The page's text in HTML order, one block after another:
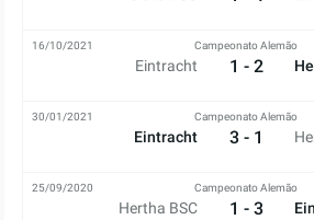
Eintracht
Campeonato Alemão
1 - 2
16/10/2021
Eintracht
Campeonato Alemão
3 - 1
30/01/2021
Hertha BSC
Campeonato Alemão
1 - 3
25/09/2020